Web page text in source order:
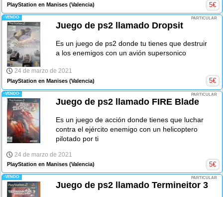
PlayStation en Manises (Valencia) 5€
-VENDO- PARTICULAR
Juego de ps2 llamado Dropsit
Es un juego de ps2 donde tu tienes que destruir
a los enemigos con un avión supersonico
24 de marzo de 2021
PlayStation en Manises (Valencia) 5€
-VENDO- PARTICULAR
Juego de ps2 llamado FIRE Blade
Es un juego de acción donde tienes que luchar
contra el ejército enemigo con un helicoptero
pilotado por ti
24 de marzo de 2021
PlayStation en Manises (Valencia) 5€
-VENDO- PARTICULAR
Juego de ps2 llamado Termineitor 3